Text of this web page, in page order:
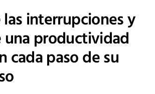
interrupciones y
una productividad
cada paso de su